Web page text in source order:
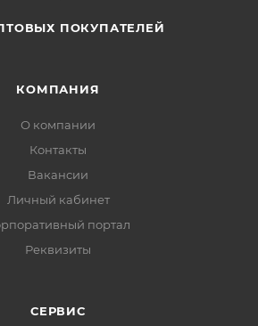
ПОКУПАТЕЛЕЙ
КОМПАНИЯ
О компании
Контакты
Вакансии
Личный кабинет
портал
Реквизиты
СЕРВИС